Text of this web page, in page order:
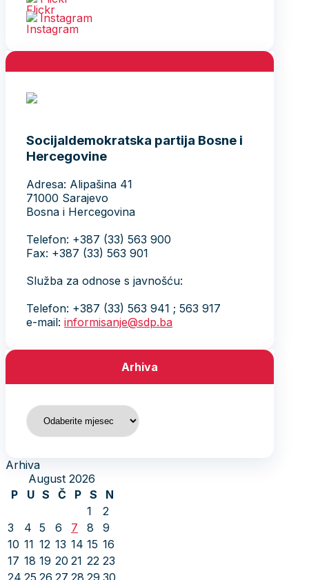
Instagram
Socijaldemokratska partija Bosne i
Hercegovine
Adresa: Alipašina 41
71000 Sarajevo
Bosna i Hercegovina
Telefon: +387 (33) 563 900
Fax: +387 (33) 563 901
Služba za odnose s javnošću:
Telefon: +387 (33) 563 941 ; 563 917
e-mail: informisanje@sdp.ba
Arhiva
Arhiva
Arhiva
August 2026
P
U S Č P S
N
1
2
3
4 5 6 7 8
9
10 11 12 13 14 15 16
17 18 19 20 21 22 23